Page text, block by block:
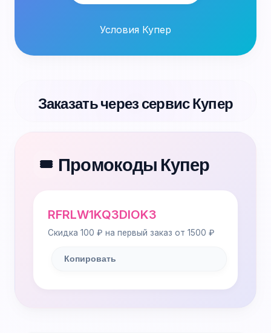
Условия Купер
Заказать через сервис Купер
🎟️ Промокоды Купер
RFRLW1KQ3DIOK3
Скидка 100 ₽ на первый заказ от 1500 ₽
Копировать